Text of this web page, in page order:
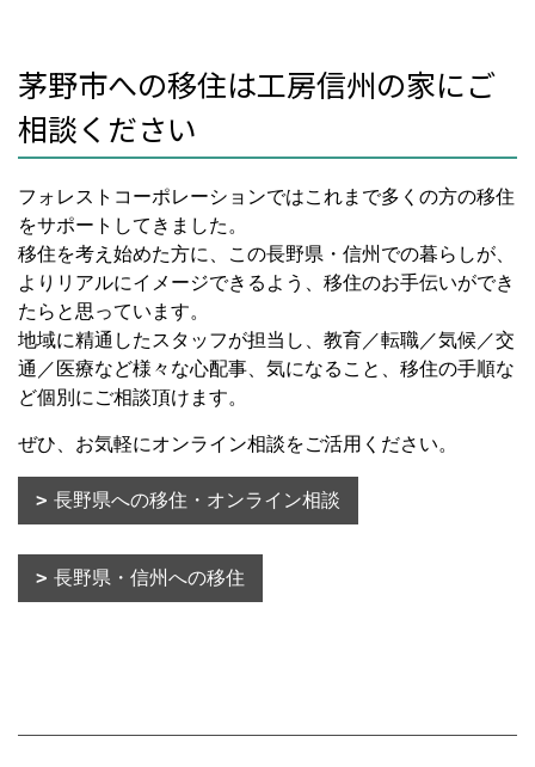
茅野市への移住は工房信州の家にご
相談ください
フォレストコーポレーションではこれまで多くの方の移住
をサポートしてきました。
移住を考え始めた方に、この長野県・信州での暮らしが、
よりリアルにイメージできるよう、移住のお手伝いができ
たらと思っています。
地域に精通したスタッフが担当し、教育／転職／気候／交
通／医療など様々な心配事、気になること、移住の手順な
ど個別にご相談頂けます。
ぜひ、お気軽にオンライン相談をご活用ください。
長野県への移住・オンライン相談
長野県・信州への移住